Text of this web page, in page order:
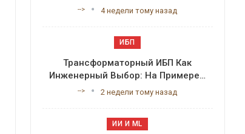
--> 4 недели тому назад
ИБП
Трансформаторный ИБП Как
Инженерный Выбор: На Примере…
--> 2 недели тому назад
ИИ И ML